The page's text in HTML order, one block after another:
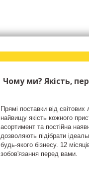
Чому ми? Якість,
Прямі поставки від світових
найвищу якість кожного
асортимент та постійна
дозволяють підібрати
будь-якого бізнесу. 12
зобов'язання перед вами.